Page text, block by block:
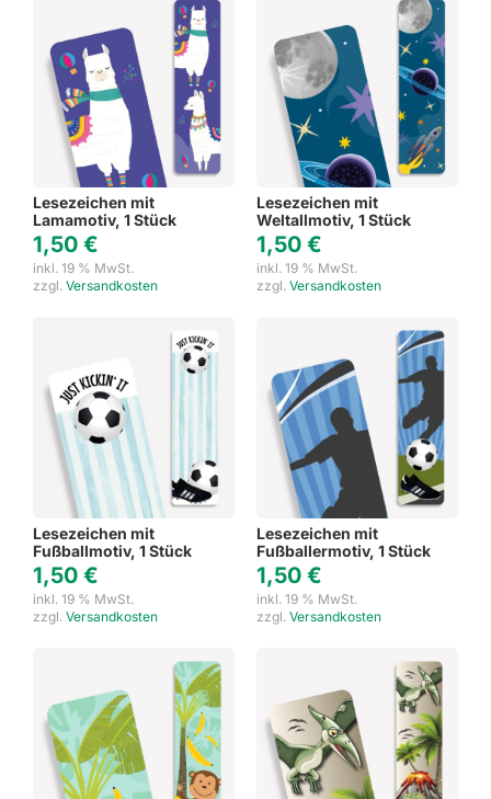
Lesezeichen mit
Lamamotiv, 1 Stück
1,50 €
inkl. 19 % MwSt.
zzgl. Versandkosten
Lesezeichen mit
Weltallmotiv, 1 Stück
1,50 €
inkl. 19 % MwSt.
zzgl. Versandkosten
Lesezeichen mit
Fußballmotiv, 1 Stück
1,50 €
inkl. 19 % MwSt.
zzgl. Versandkosten
Lesezeichen mit
Fußballermotiv, 1 Stück
1,50 €
inkl. 19 % MwSt.
zzgl. Versandkosten